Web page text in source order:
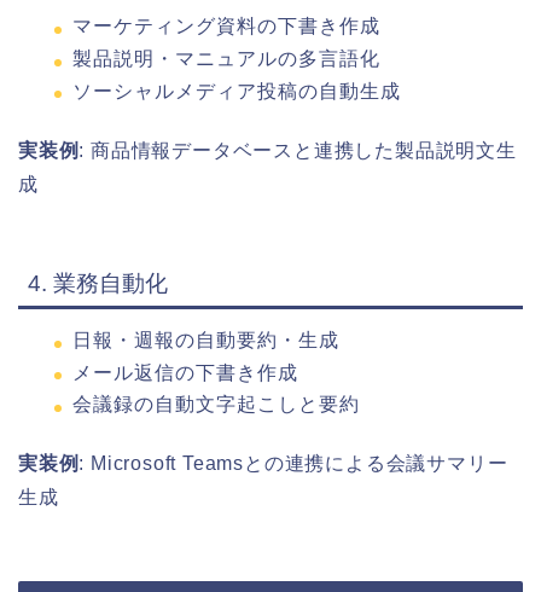
マーケティング資料の下書き作成
製品説明・マニュアルの多言語化
ソーシャルメディア投稿の自動生成
実装例 : 商品情報データベースと連携した製品説明文生
成
4. 業務自動化
日報・週報の自動要約・生成
メール返信の下書き作成
会議録の自動文字起こしと要約
実装例 : Microsoft Teamsとの連携による会議サマリー
生成